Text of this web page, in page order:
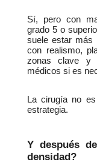
Sí, pero con
grado 5 o
suele estar más
con realismo,
zonas clave y
médicos si es
La cirugía no
estrategia.
Y después
densidad?